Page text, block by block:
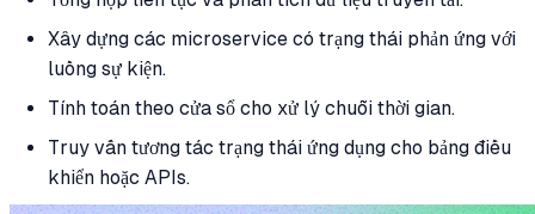
Xây dựng các microservice có trạng thái phản ứng với
luồng sự kiện.
Tính toán theo cửa sổ cho xử lý chuỗi thời gian.
Truy vấn tương tác trạng thái ứng dụng cho bảng điều
khiển hoặc APIs.